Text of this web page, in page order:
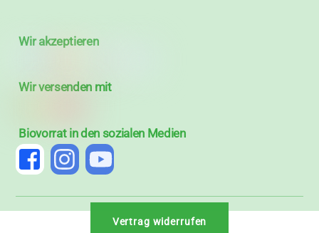
Wir akzeptieren
Wir versenden mit
Biovorrat in den sozialen Medien
Vertrag widerrufen